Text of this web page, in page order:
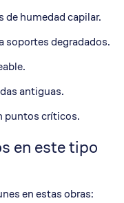
de humedad capilar.
soportes degradados.
antiguas.
puntos críticos.
en este tipo
en estas obras: